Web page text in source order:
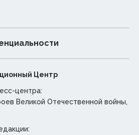
Центр
центра:
Великой Отечественной войны,